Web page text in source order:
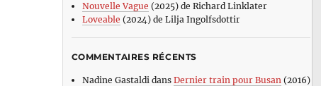
Nouvelle Vague (2025) de Richard Linklater
Loveable (2024) de Lilja Ingolfsdottir
COMMENTAIRES RÉCENTS
Nadine Gastaldi dans Dernier train pour Busan (2016)